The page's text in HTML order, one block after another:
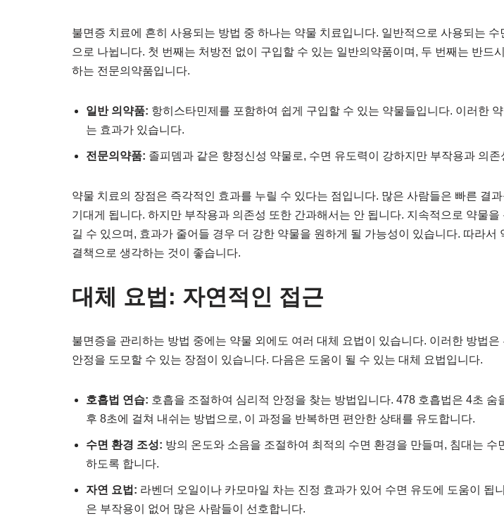
불면증 치료에 흔히 사용되는 방법 중 하나는 약물 치료입니다. 일반적으로 사용되는 수
으로 나뉩니다. 첫 번째는 처방전 없이 구입할 수 있는 일반의약품이며, 두 번째는 반드
하는 전문의약품입니다.
일반 의약품: 항히스타민제를 포함하여 쉽게 구입할 수 있는 약물들입니다. 이러한
는 효과가 있습니다.
전문의약품: 졸피뎀과 같은 향정신성 약물로, 수면 유도력이 강하지만 부작용과 의
약물 치료의 장점은 즉각적인 효과를 누릴 수 있다는 점입니다. 많은 사람들은 빠른 결
기대게 됩니다. 하지만 부작용과 의존성 또한 간과해서는 안 됩니다. 지속적으로 약물을
길 수 있으며, 효과가 줄어들 경우 더 강한 약물을 원하게 될 가능성이 있습니다. 따라서
결책으로 생각하는 것이 좋습니다.
대체 요법: 자연적인 접근
불면증을 관리하는 방법 중에는 약물 외에도 여러 대체 요법이 있습니다. 이러한 방법은
안정을 도모할 수 있는 장점이 있습니다. 다음은 도움이 될 수 있는 대체 요법입니다.
호흡법 연습: 호흡을 조절하여 심리적 안정을 찾는 방법입니다. 478 호흡법은 4초 숨
후 8초에 걸쳐 내쉬는 방법으로, 이 과정을 반복하면 편안한 상태를 유도합니다.
수면 환경 조성: 방의 온도와 소음을 조절하여 최적의 수면 환경을 만들며, 침대는 수
하도록 합니다.
자연 요법: 라벤더 오일이나 카모마일 차는 진정 효과가 있어 수면 유도에 도움이 됩
은 부작용이 없어 많은 사람들이 선호합니다.